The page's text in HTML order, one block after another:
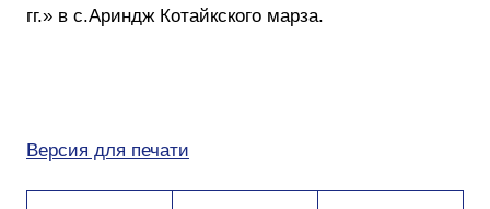
гг.» в с.Ариндж Котайкского марза.
Версия для печати